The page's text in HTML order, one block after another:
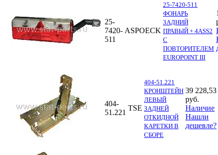
25-
7420-
511
ASPOECK
25-7420-511
ФОНАРЬ
ЗАДНИЙ
ПРАВЫЙ + 4ASS2
С
ПОВТОРИТЕЛЕМ
EUROPOINT III
404-
51.221
TSE
404-51.221
КРОНШТЕЙН
ЛЕВЫЙ
ЗАДНЕЙ
ОТКИДНОЙ
КАРЕТКИ В
СБОРЕ
39 228,53
руб.
Наличие
Нашли
дешевле?